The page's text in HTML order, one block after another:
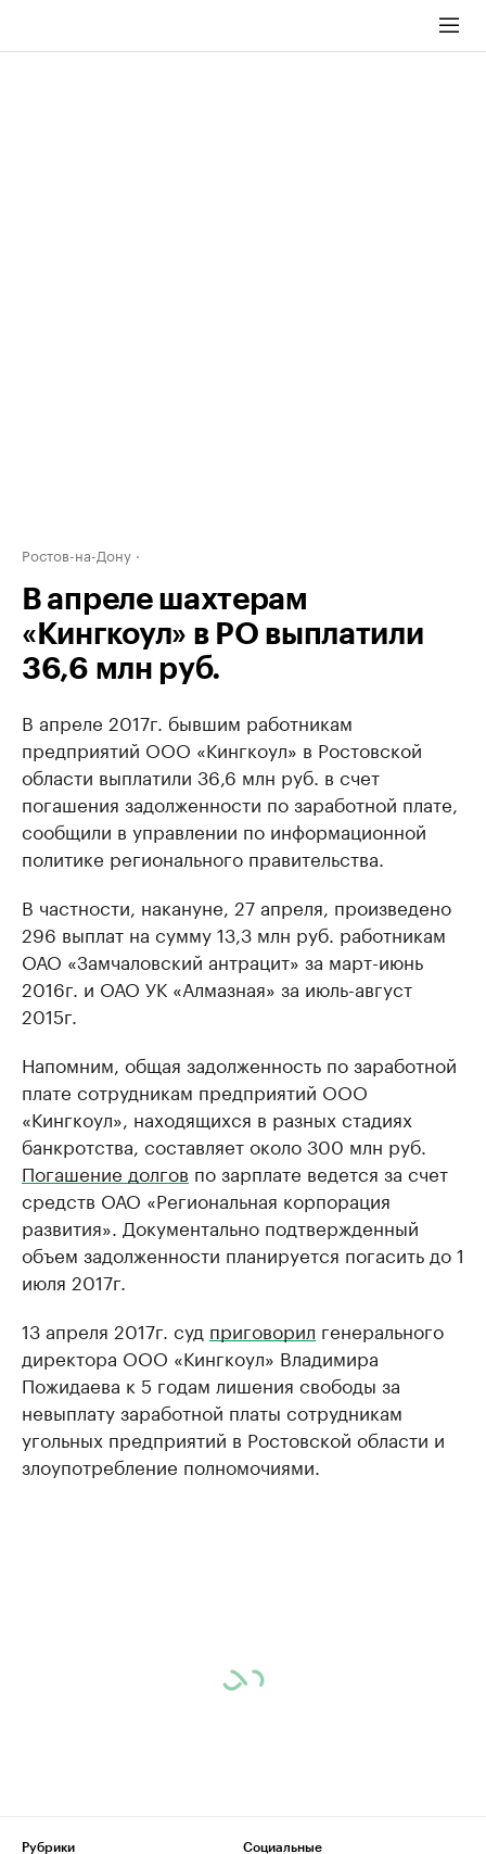
Ростов-на-Дону
В апреле шахтерам
«Кингкоул» в РО выплатили
36,6 млн руб.
В апреле 2017г. бывшим работникам
предприятий ООО «Кингкоул» в Ростовской
области выплатили 36,6 млн руб. в счет
погашения задолженности по заработной плате,
сообщили в управлении по информационной
политике регионального правительства.
В частности, накануне, 27 апреля, произведено
296 выплат на сумму 13,3 млн руб. работникам
ОАО «Замчаловский антрацит» за март-июнь
2016г. и ОАО УК «Алмазная» за июль-август
2015г.
Напомним, общая задолженность по заработной
плате сотрудникам предприятий ООО
«Кингкоул», находящихся в разных стадиях
банкротства, составляет около 300 млн руб.
Погашение долгов по зарплате ведется за счет
средств ОАО «Региональная корпорация
развития». Документально подтвержденный
объем задолженности планируется погасить до 1
июля 2017г.
13 апреля 2017г. суд приговорил генерального
директора ООО «Кингкоул» Владимира
Пожидаева к 5 годам лишения свободы за
невыплату заработной платы сотрудникам
угольных предприятий в Ростовской области и
злоупотребление полномочиями.
Рубрики
Социальные